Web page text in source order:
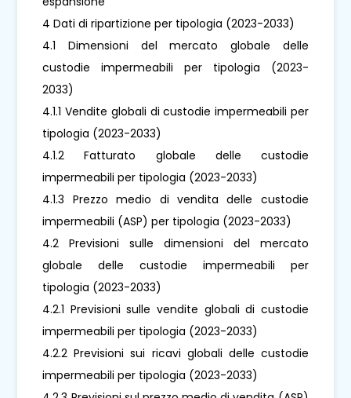
4 Dati di ripartizione per tipologia (2023-2033)
4.1 Dimensioni del mercato globale delle
custodie impermeabili per tipologia (2023-
2033)
4.1.1 Vendite globali di custodie impermeabili per
tipologia (2023-2033)
4.1.2 Fatturato globale delle custodie
impermeabili per tipologia (2023-2033)
4.1.3 Prezzo medio di vendita delle custodie
impermeabili (ASP) per tipologia (2023-2033)
4.2 Previsioni sulle dimensioni del mercato
globale delle custodie impermeabili per
tipologia (2023-2033)
4.2.1 Previsioni sulle vendite globali di custodie
impermeabili per tipologia (2023-2033)
4.2.2 Previsioni sui ricavi globali delle custodie
impermeabili per tipologia (2023-2033)